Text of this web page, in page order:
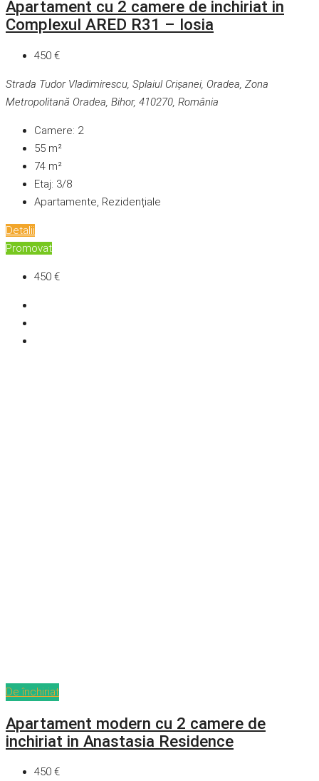
Apartament cu 2 camere de inchiriat in
Complexul ARED R31 – Iosia
450 €
Strada Tudor Vladimirescu, Splaiul Crișanei, Oradea, Zona
Metropolitană Oradea, Bihor, 410270, România
Camere: 2
55 m²
74 m²
Etaj: 3/8
Apartamente, Rezidențiale
Detalii
Promovat
450 €
De închiriat
Apartament modern cu 2 camere de
inchiriat in Anastasia Residence
450 €